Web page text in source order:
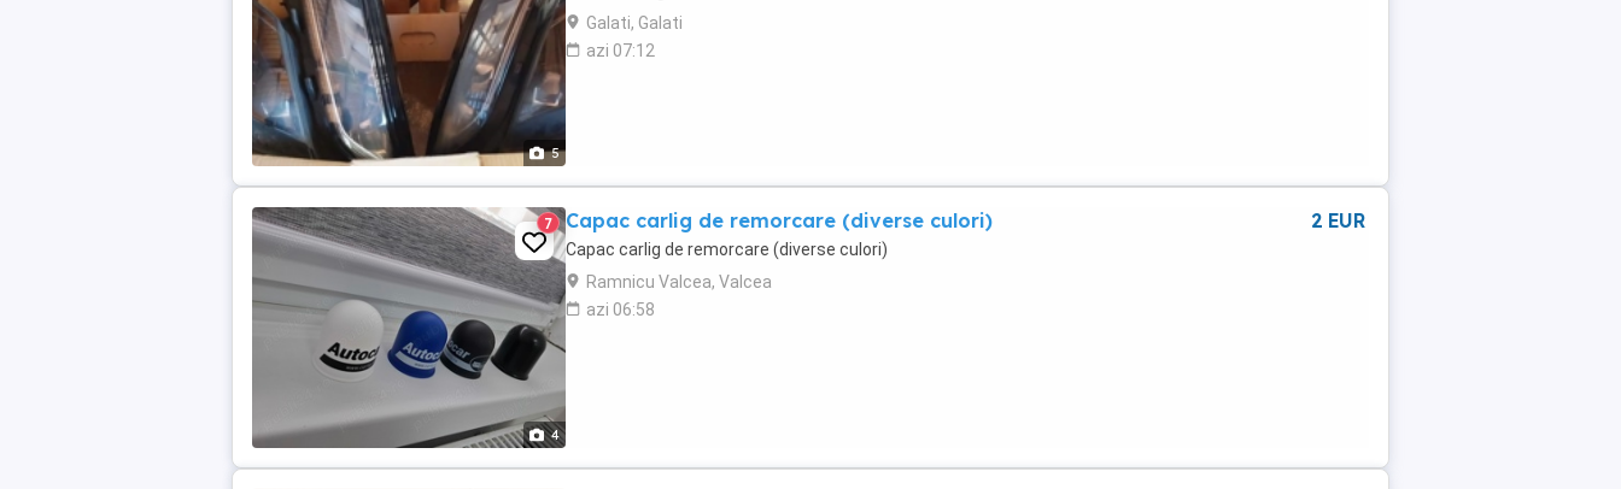
5
Galati, Galati
azi 07:12
4
7 Capac carlig de remorcare (diverse culori)
Capac carlig de remorcare (diverse culori)
Ramnicu Valcea, Valcea
azi 06:58
2 EUR